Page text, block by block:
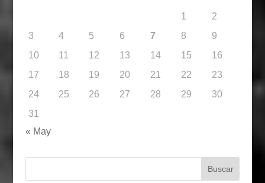
1
2
3
4 5 6 7 8
9
10
11 12 13 14 15
16
17
18 19 20 21 22
23
24
25 26 27 28 29
30
31
« May
Buscar: